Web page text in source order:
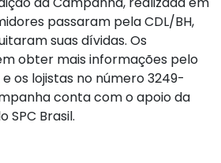
passaram pela CDL/BH,
suas dívidas. Os
obter mais informações pelo
os lojistas no número 3249-
conta com o apoio da
SPC Brasil.